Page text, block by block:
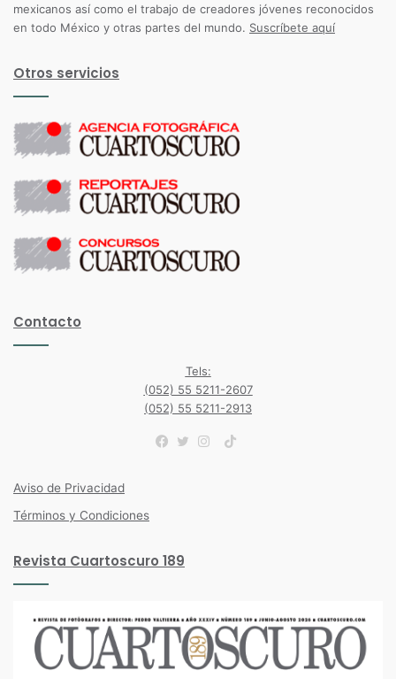
mexicanos así como el trabajo de creadores jóvenes reconocidos
en todo México y otras partes del mundo. Suscríbete aquí
Otros servicios
Contacto
Tels:
(052) 55 5211-2607
(052) 55 5211-2913
TikTok
Aviso de Privacidad
Términos y Condiciones
Revista Cuartoscuro 189